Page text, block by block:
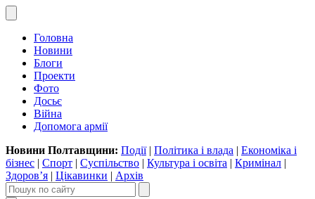
Головна
Новини
Блоги
Проекти
Фото
Досьє
Війна
Допомога армії
Новини Полтавщини: Події| Політика і влада | Економіка і
бізнес | Спорт | Суспільство | Культура і освіта | Кримінал |
Здоров’я | Цікавинки | Архів